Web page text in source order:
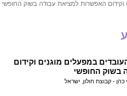
האפשרות למציאת עבודה בשוק החופשי
במפעלים מוגנים וקידום
בשוק החופשי
כהן - קבוצת חולון, ישראל